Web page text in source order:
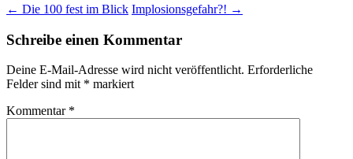
← Die 100 fest im Blick Implosionsgefahr?! →
Schreibe einen Kommentar
Deine E-Mail-Adresse wird nicht veröffentlicht. Erforderliche
Felder sind mit * markiert
Kommentar *